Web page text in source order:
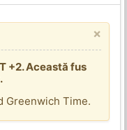
×
+2. Această fus
Greenwich Time.